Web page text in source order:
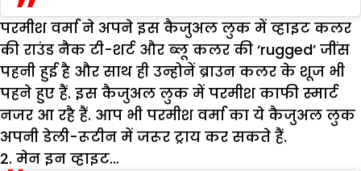
परमीश वर्मा ने अपने इस कैजुअल लुक में व्हाइट कलर
की राउंड नैक टी-शर्ट और ब्लू कलर की ‘rugged’ जींस
पहनी हुई है और साथ ही उन्होनें ब्राउन कलर के शूज भी
पहने हुए हैं. इस कैजुअल लुक में परमीश काफी स्मार्ट
नजर आ रहै हैं. आप भी परमीश वर्मा का ये कैजुअल लुक
अपनी डेली-रूटीन में जरूर ट्राय कर सकते हैं.
2. मेन इन व्हाइट…